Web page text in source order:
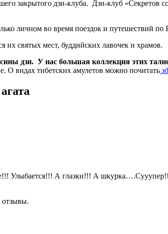
закрытого дзи-клуба. Дзи-клуб
личном во время поездок и путешествий
святых мест, буддийских лавочек и храмов.
дзи. У нас большая коллекция этих
О видах тибетских амулетов можно почитать
Улыбается!!! А глазки!!! А
отзывы.